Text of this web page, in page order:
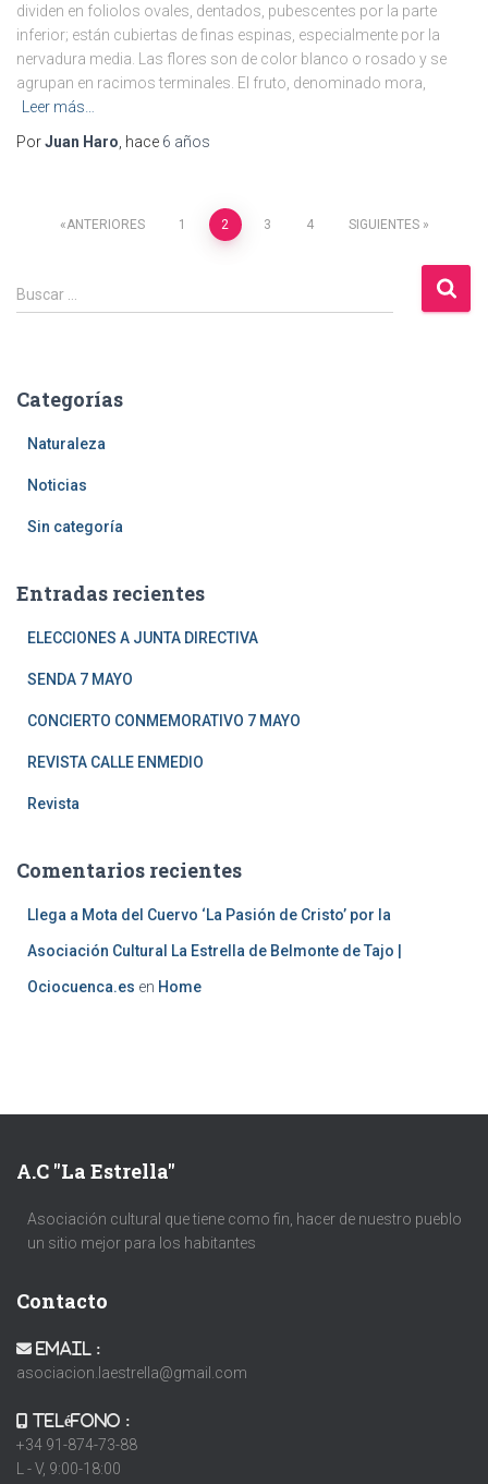
dividen en foliolos ovales, dentados, pubescentes por la parte
inferior; están cubiertas de finas espinas, especialmente por la
nervadura media. Las flores son de color blanco o rosado y se
agrupan en racimos terminales. El fruto, denominado mora,
Leer más…
PorJuan Haro , hace 6 años
Paginación
de
ANTERIORES 1 2 3 4 SIGUIENTES
B
u
r
Buscar …
Categorías
Naturaleza
Noticias
Sin categoría
Entradas recientes
ELECCIONES A JUNTA DIRECTIVA
SENDA 7 MAYO
CONCIERTO CONMEMORATIVO 7 MAYO
REVISTA CALLE ENMEDIO
Revista
Comentarios recientes
Llega a Mota del Cuervo ‘La Pasión de Cristo’ por la
Asociación Cultural La Estrella de Belmonte de Tajo |
Ociocuenca.es en Home
A.C "La Estrella"
Asociación cultural que tiene como fin, hacer de nuestro pueblo
un sitio mejor para los habitantes
Contacto
Email :
asociacion.laestrella@gmail.com
Teléfono :
+34 91-874-73-88
L - V, 9:00-18:00